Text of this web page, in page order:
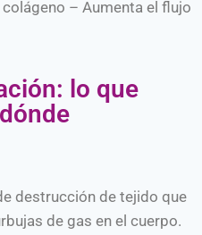
– Aumenta el flujo
lo que
destrucción de tejido que
de gas en el cuerpo.